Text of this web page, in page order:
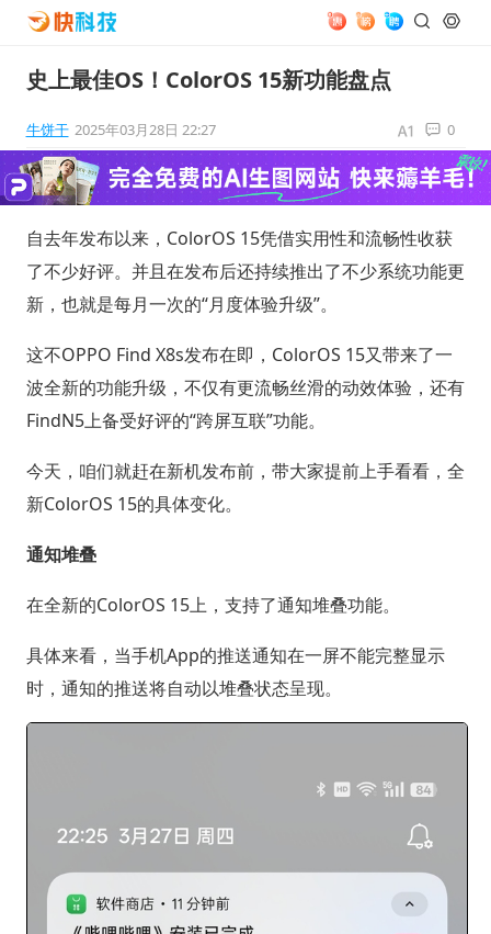
史上最佳OS！ColorOS 15新功能盘点
牛饼干 2025年03月28日 22:27 0
自去年发布以来，ColorOS 15凭借实用性和流畅性收获
了不少好评。并且在发布后还持续推出了不少系统功能更
新，也就是每月一次的“月度体验升级”。
这不OPPO Find X8s发布在即，ColorOS 15又带来了一
波全新的功能升级，不仅有更流畅丝滑的动效体验，还有
FindN5上备受好评的“跨屏互联”功能。
今天，咱们就赶在新机发布前，带大家提前上手看看，全
新ColorOS 15的具体变化。
通知堆叠
在全新的ColorOS 15上，支持了通知堆叠功能。
具体来看，当手机App的推送通知在一屏不能完整显示
时，通知的推送将自动以堆叠状态呈现。